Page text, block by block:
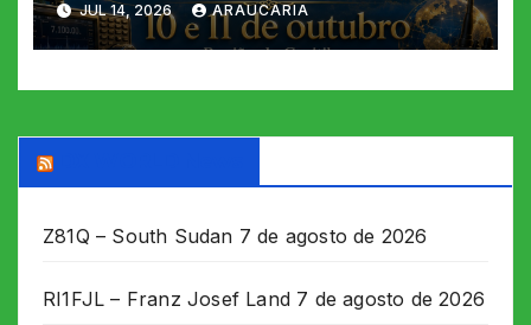
JUL 14, 2026 ARAUCARIA
Z81Q – South Sudan 7 de agosto de 2026
RI1FJL – Franz Josef Land 7 de agosto de 2026